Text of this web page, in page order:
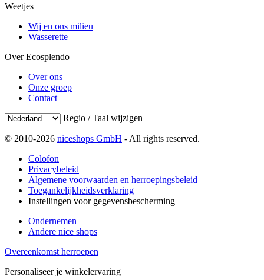
Weetjes
Wij en ons milieu
Wasserette
Over Ecosplendo
Over ons
Onze groep
Contact
Regio / Taal wijzigen
© 2010-2026 niceshops GmbH - All rights reserved.
Colofon
Privacybeleid
Algemene voorwaarden en herroepingsbeleid
Toegankelijkheidsverklaring
Instellingen voor gegevensbescherming
Ondernemen
Andere nice shops
Overeenkomst herroepen
Personaliseer je winkelervaring